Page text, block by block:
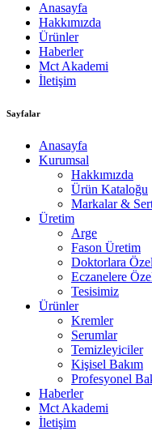
Anasayfa
Hakkımızda
Ürünler
Haberler
Mct Akademi
İletişim
Sayfalar
Anasayfa
Kurumsal
Hakkımızda
Ürün Kataloğu
Markalar &
Üretim
Arge
Fason Üretim
Doktorlara
Eczanelere
Tesisimiz
Ürünler
Kremler
Serumlar
Temizleyiciler
Kişisel Bakım
Profesyonel
Haberler
Mct Akademi
İletişim